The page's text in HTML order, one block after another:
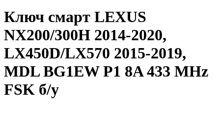
Ключ смарт LEXUS
NX200/300H 2014-2020,
LX450D/LX570 2015-2019,
MDL BG1EW P1 8A 433 MHz
FSK б/у